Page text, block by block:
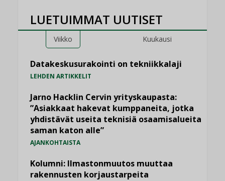
LUETUIMMAT UUTISET
Viikko Kuukausi
Datakeskusurakointi on tekniikkalaji
LEHDEN ARTIKKELIT
Jarno Hacklin Cervin yrityskaupasta:
”Asiakkaat hakevat kumppaneita, jotka
yhdistävät useita teknisiä osaamisalueita
saman katon alle”
AJANKOHTAISTA
Kolumni: Ilmastonmuutos muuttaa
rakennusten korjaustarpeita